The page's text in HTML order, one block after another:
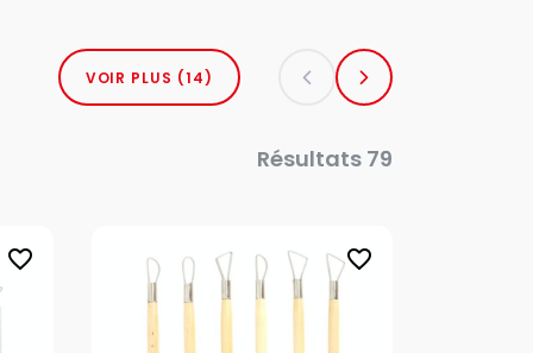
VOIR PLUS (14)
Résultats 79
favorite_border favorite_border